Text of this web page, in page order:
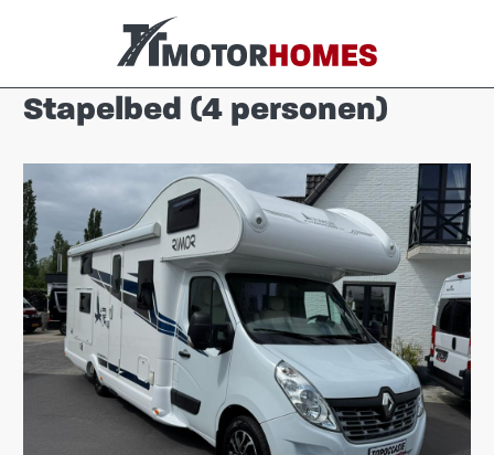
Stapelbed (4 personen)